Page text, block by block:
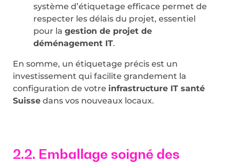
système d’étiquetage efficace permet de
respecter les délais du projet, essentiel
pour la gestion de projet de
déménagement IT.
En somme, un étiquetage précis est un
investissement qui facilite grandement la
configuration de votre infrastructure IT santé
Suisse dans vos nouveaux locaux.
2.2. Emballage soigné des